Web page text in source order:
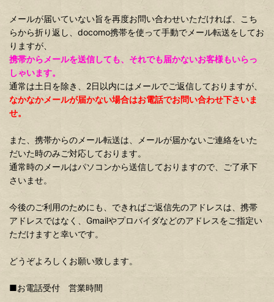
メールが届いていない旨を再度お問い合わせいただければ、こち
らから折り返し、docomo携帯を使って手動でメール転送をしてお
りますが、
携帯からメールを送信しても、それでも届かないお客様もいらっ
しゃいます。
通常は土日を除き、2日以内にはメールでご返信しておりますが、
なかなかメールが届かない場合はお電話でお問い合わせ下さいま
せ。
また、携帯からのメール転送は、メールが届かないご連絡をいた
だいた時のみご対応しております。
通常時のメールはパソコンから送信しておりますので、ご了承下
さいませ。
今後のご利用のためにも、できればご返信先のアドレスは、携帯
アドレスではなく、Gmailやプロバイダなどのアドレスをご指定い
ただけますと幸いです。
どうぞよろしくお願い致します。
■お電話受付 営業時間